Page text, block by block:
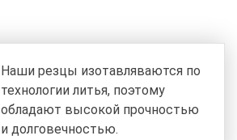
Наши резцы изотавляваются по
технологии литья, поэтому
обладают высокой прочностью
и долговечностью.